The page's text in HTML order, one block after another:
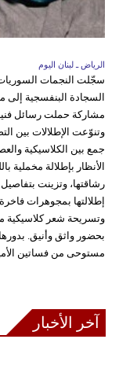
الرياض ـ لبنان اليوم
السجادة البنفسجية إلى
مشاركة حملت رسائل
وتنوّعت الإطلالات بين
جمع بين الكلاسيكية
الأنظار بإطلالة
رشاقتها، وتزينت
إطلالتها بمجوهرات
وتسريحة شعر كلاسيكية
بحضور واثق وأنيق.
مستوحى من فساتين
آخر الأخبار